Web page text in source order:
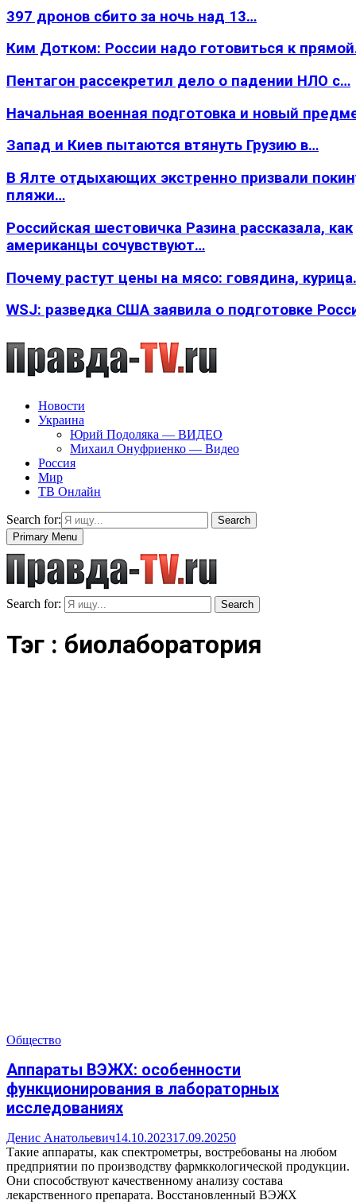
397 дронов сбито за ночь над 13…
Ким Дотком: России надо готовиться к
Пентагон рассекретил дело о падении НЛО с…
Начальная военная подготовка и новый
Запад и Киев пытаются втянуть Грузию в…
В Ялте отдыхающих экстренно призвали
пляжи…
Российская шестовичка Разина рассказала, как
американцы сочувствуют…
Почему растут цены на мясо: говядина,
WSJ: разведка США заявила о подготовке
Новости
Украина
Юрий Подоляка — ВИДЕО
Михаил Онуфриенко — Видео
Россия
Мир
ТВ Онлайн
Search for:
Search
Primary Menu
Search for: Search
Тэг : биолаборатория
Общество
Аппараты ВЭЖХ: особенности
функционирования в лабораторных
исследованиях
Денис Анатольевич14.10.202317.09.20250
Такие аппараты, как спектрометры, востребованы на любом
предприятии по производству фармккологической продукции.
Они способствуют качественному анализу состава
лекарственного препарата. Восстановленный ВЭЖХ